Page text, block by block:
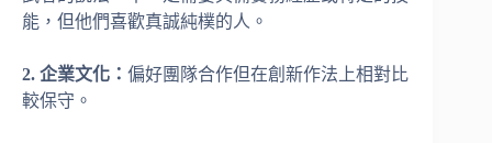
能，但他們喜歡真誠純樸的人。
2. 企業文化： 偏好團隊合作但在創新作法上相對比
較保守。